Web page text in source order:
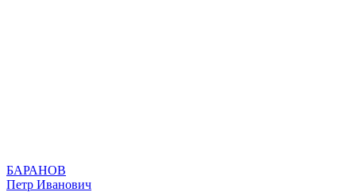
БАРАНОВ
Петр Иванович